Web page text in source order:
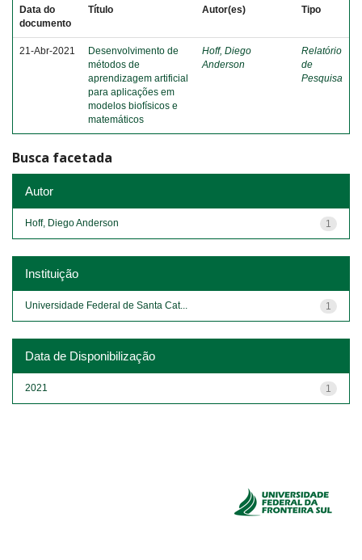
Data do
documento
Título Autor(es) Tipo
21-Abr-2021
Desenvolvimento de
métodos de
aprendizagem artificial
para aplicações em
modelos biofísicos e
matemáticos
Hoff, Diego
Anderson
Relatório
de
Pesquisa
Busca facetada
Autor
1
Hoff, Diego Anderson
Instituição
1
Universidade Federal de Santa Cat...
Data de Disponibilização
1
2021